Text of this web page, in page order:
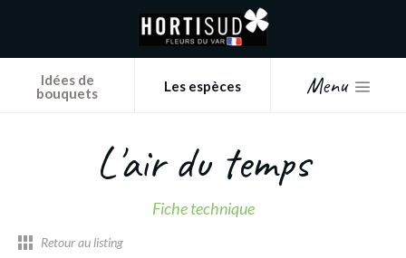
Idées de
bouquets
Les espèces Menu
L'air du temps
Fiche technique
Retour au listing